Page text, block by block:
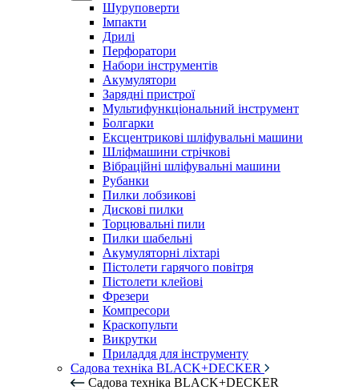
Шуруповерти
Імпакти
Дрилі
Перфоратори
Набори інструментів
Акумулятори
Зарядні пристрої
Мультифункціональний інструмент
Болгарки
Ексцентрикові шліфувальні машини
Шліфмашини стрічкові
Вібраційні шліфувальні машини
Рубанки
Пилки лобзикові
Дискові пилки
Торцювальні пили
Пилки шабельні
Акумуляторні ліхтарі
Пістолети гарячого повітря
Пістолети клейові
Фрезери
Компресори
Краскопульти
Викрутки
Приладдя для інструменту
Садова техніка BLACK+DECKER
Садова техніка BLACK+DECKER